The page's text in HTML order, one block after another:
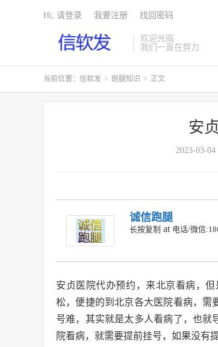
欢迎光临
我们一直在努力
Hi, 请登录 我要注册 找回密码
当前位置： 信软发 > 跑腿知识 > 正文
安
2023-03-04
诚信跑腿
长按复制 at 电话/微信
安贞医院代办预约，来北京看病，
松，便捷的到北京各大医院看病，需
号难，其实就是太多人看病了，也就
院看病，就需要提前挂号，如果没有